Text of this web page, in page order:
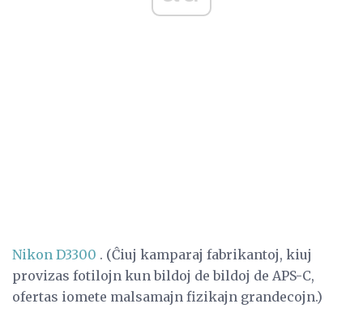
Nikon D3300 . (Ĉiuj kamparaj fabrikantoj, kiuj
provizas fotilojn kun bildoj de bildoj de APS-C,
ofertas iomete malsamajn fizikajn grandecojn.)